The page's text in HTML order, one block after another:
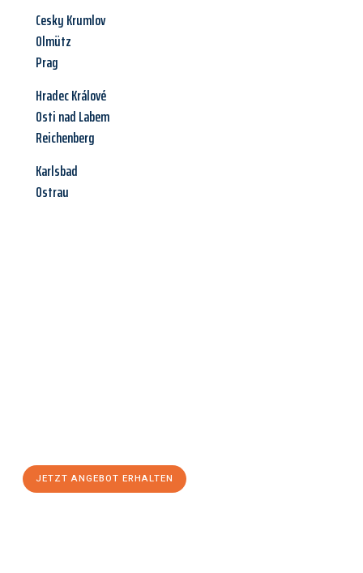
Cesky Krumlov
Olmütz
Prag
Hradec Králové
Osti nad Labem
Reichenberg
Karlsbad
Ostrau
JETZT ANGEBOT ERHALTEN